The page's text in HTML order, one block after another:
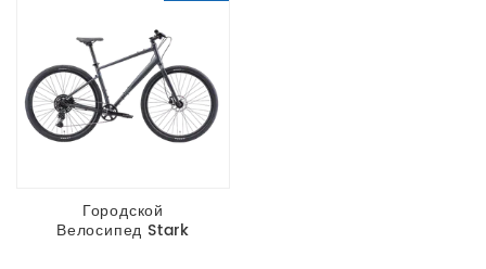
Городской
Велосипед Stark